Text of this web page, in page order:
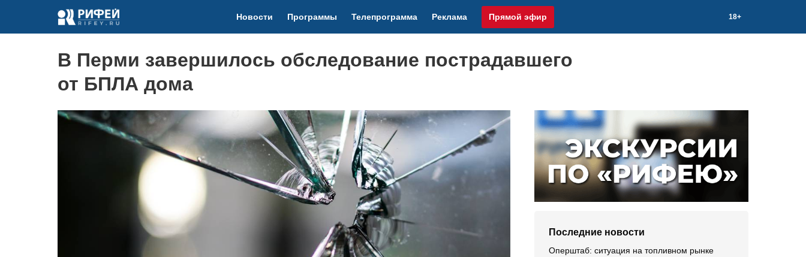
Новости Программы Телепрограмма Реклама Прямой эфир 18+
В Перми завершилось обследование пострадавшего
от БПЛА дома
Последние новости
Оперштаб: ситуация на топливном рынке